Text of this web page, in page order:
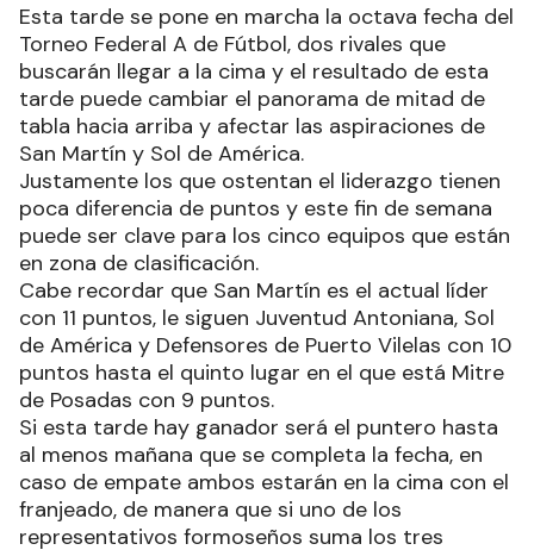
Esta tarde se pone en marcha la octava fecha del
Torneo Federal A de Fútbol, dos rivales que
buscarán llegar a la cima y el resultado de esta
tarde puede cambiar el panorama de mitad de
tabla hacia arriba y afectar las aspiraciones de
San Martín y Sol de América.
Justamente los que ostentan el liderazgo tienen
poca diferencia de puntos y este fin de semana
puede ser clave para los cinco equipos que están
en zona de clasificación.
Cabe recordar que San Martín es el actual líder
con 11 puntos, le siguen Juventud Antoniana, Sol
de América y Defensores de Puerto Vilelas con 10
puntos hasta el quinto lugar en el que está Mitre
de Posadas con 9 puntos.
Si esta tarde hay ganador será el puntero hasta
al menos mañana que se completa la fecha, en
caso de empate ambos estarán en la cima con el
franjeado, de manera que si uno de los
representativos formoseños suma los tres